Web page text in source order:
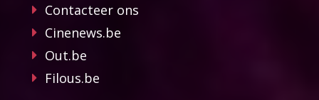
Contacteer ons
Cinenews.be
Out.be
Filous.be